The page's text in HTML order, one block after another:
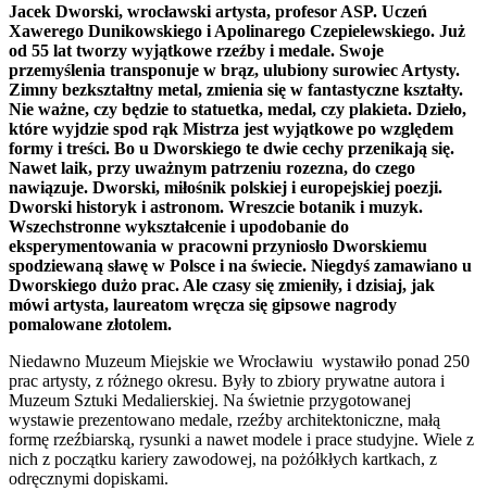
Jacek Dworski, wrocławski artysta, profesor ASP. Uczeń
Xawerego Dunikowskiego i Apolinarego Czepielewskiego. Już
od 55 lat tworzy wyjątkowe rzeźby i medale. Swoje
przemyślenia transponuje w brąz, ulubiony surowiec Artysty.
Zimny bezkształtny metal, zmienia się w fantastyczne kształty.
Nie ważne, czy będzie to statuetka, medal, czy plakieta. Dzieło,
które wyjdzie spod rąk Mistrza jest wyjątkowe po względem
formy i treści. Bo u Dworskiego te dwie cechy przenikają się.
Nawet laik, przy uważnym patrzeniu rozezna, do czego
nawiązuje. Dworski, miłośnik polskiej i europejskiej poezji.
Dworski historyk i astronom. Wreszcie botanik i muzyk.
Wszechstronne wykształcenie i upodobanie do
eksperymentowania w pracowni przyniosło Dworskiemu
spodziewaną sławę w Polsce i na świecie. Niegdyś zamawiano u
Dworskiego dużo prac. Ale czasy się zmieniły, i dzisiaj, jak
mówi artysta, laureatom wręcza się gipsowe nagrody
pomalowane złotolem.
Niedawno Muzeum Miejskie we Wrocławiu wystawiło ponad 250
prac artysty, z różnego okresu. Były to zbiory prywatne autora i
Muzeum Sztuki Medalierskiej. Na świetnie przygotowanej
wystawie prezentowano medale, rzeźby architektoniczne, małą
formę rzeźbiarską, rysunki a nawet modele i prace studyjne. Wiele z
nich z początku kariery zawodowej, na pożółkłych kartkach, z
odręcznymi dopiskami.